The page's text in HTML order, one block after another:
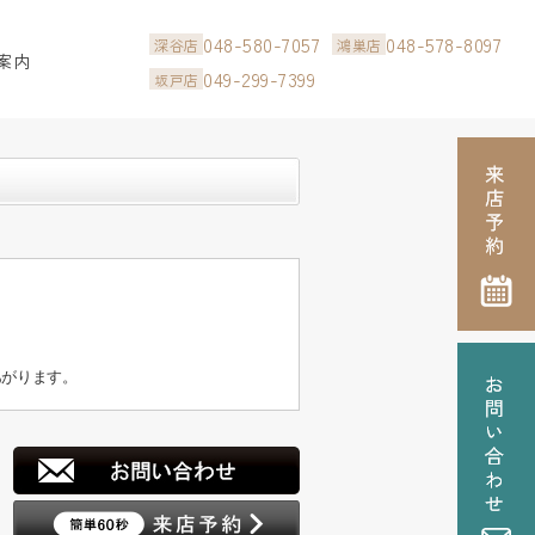
内
深谷店 048-580-7057 鴻巣店 048-578-8097
坂戸店 049-299-7399
ります。